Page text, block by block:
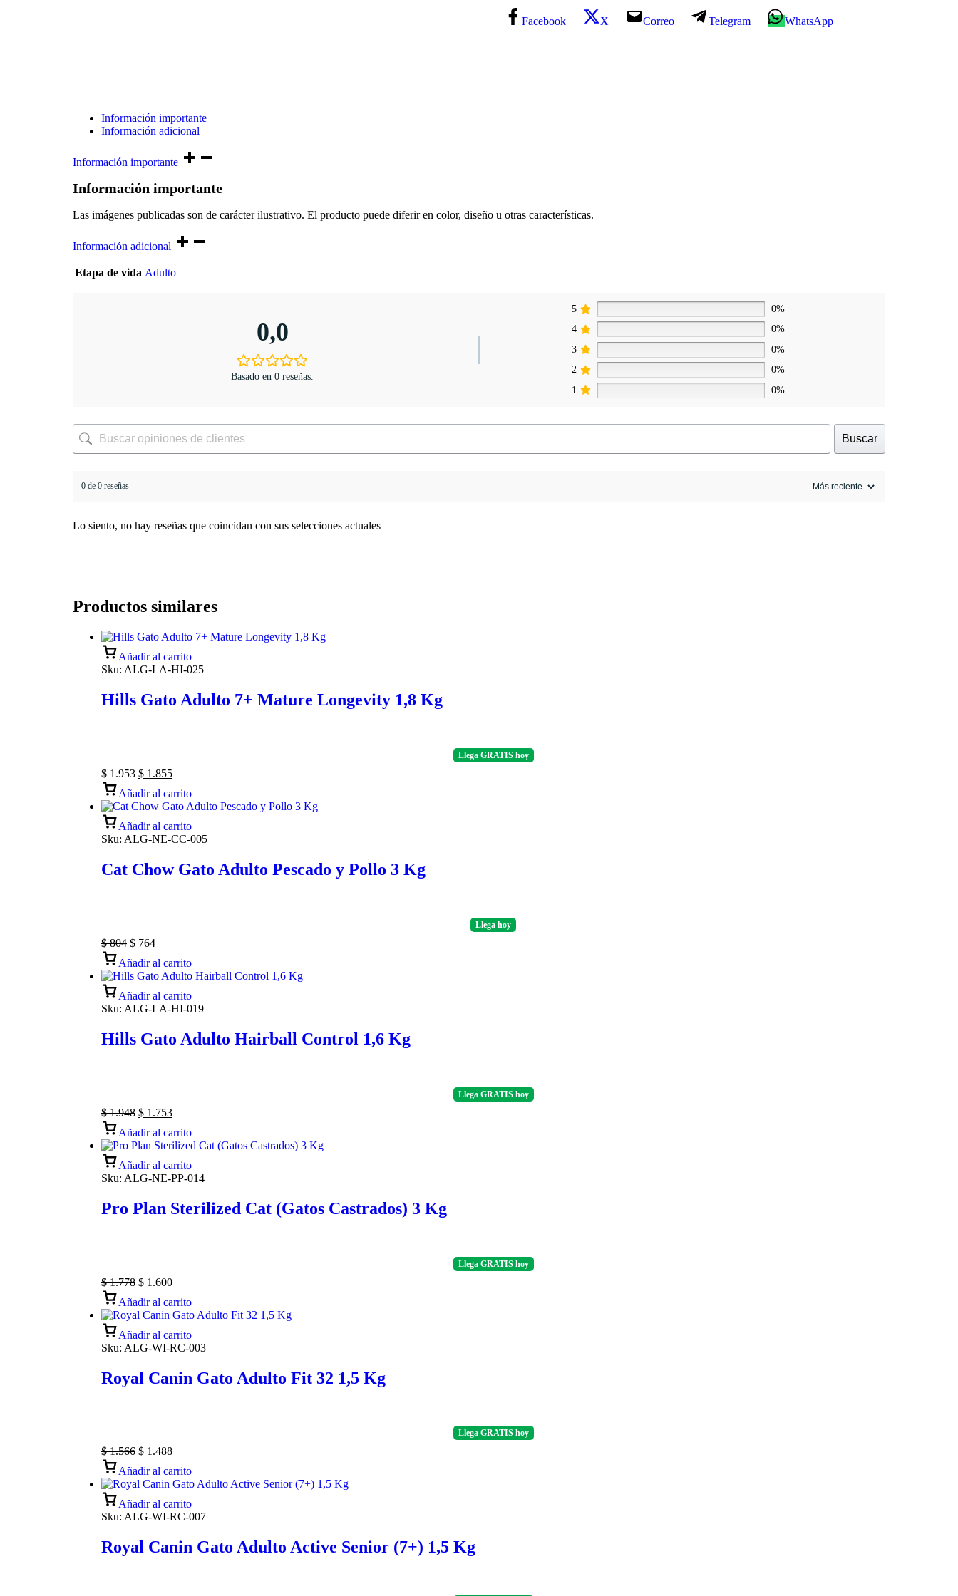
Facebook X Correo Telegram WhatsApp
Información importante
Información adicional
Información importante
Información importante
Las imágenes publicadas son de carácter ilustrativo. El producto puede diferir en color, diseño u otras características.
Información adicional
Etapa de vida Adulto
0,0
Basado en 0 reseñas.
5
0%
4
0%
3
0%
2
0%
1
0%
Buscar
0 de 0 reseñas
Lo siento, no hay reseñas que coincidan con sus selecciones actuales
Productos similares
Añadir al carrito
Sku: ALG-LA-HI-025
Hills Gato Adulto 7+ Mature Longevity 1,8 Kg
Llega GRATIS hoy
$1.953 $ 1.855
Añadir al carrito
Añadir al carrito
Sku: ALG-NE-CC-005
Cat Chow Gato Adulto Pescado y Pollo 3 Kg
Llega hoy
$804 $ 764
Añadir al carrito
Añadir al carrito
Sku: ALG-LA-HI-019
Hills Gato Adulto Hairball Control 1,6 Kg
Llega GRATIS hoy
$1.948 $ 1.753
Añadir al carrito
Añadir al carrito
Sku: ALG-NE-PP-014
Pro Plan Sterilized Cat (Gatos Castrados) 3 Kg
Llega GRATIS hoy
$1.778 $ 1.600
Añadir al carrito
Añadir al carrito
Sku: ALG-WI-RC-003
Royal Canin Gato Adulto Fit 32 1,5 Kg
Llega GRATIS hoy
$1.566 $ 1.488
Añadir al carrito
Añadir al carrito
Sku: ALG-WI-RC-007
Royal Canin Gato Adulto Active Senior (7+) 1,5 Kg